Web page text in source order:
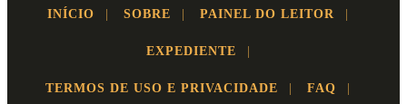
INÍCIO SOBRE PAINEL DO LEITOR
EXPEDIENTE
TERMOS DE USO E PRIVACIDADE FAQ